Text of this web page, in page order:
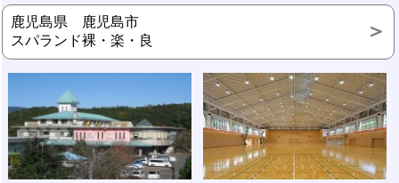
鹿児島県 鹿児島市
スパランド裸・楽・良